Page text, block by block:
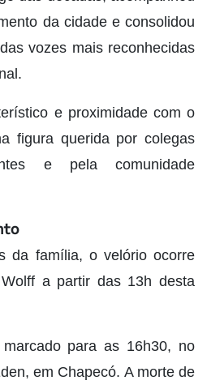
da cidade e consolidou
vozes mais reconhecidas
e proximidade com o
figura querida por colegas
e pela comunidade
da família, o velório ocorre
a partir das 13h desta
para as 16h30, no
em Chapecó. A morte de